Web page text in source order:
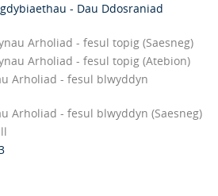
- Dau Ddosraniad
Arholiad - fesul topig (Saesneg)
Arholiad - fesul topig (Atebion)
Arholiad - fesul blwyddyn
Arholiad - fesul blwyddyn (Saesneg)